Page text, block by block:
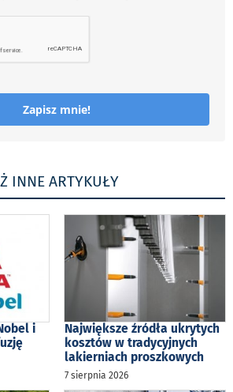
Zapisz mnie!
INNE ARTYKUŁY
i
Największe źródła ukrytych
kosztów w tradycyjnych
lakierniach proszkowych
7 sierpnia 2026